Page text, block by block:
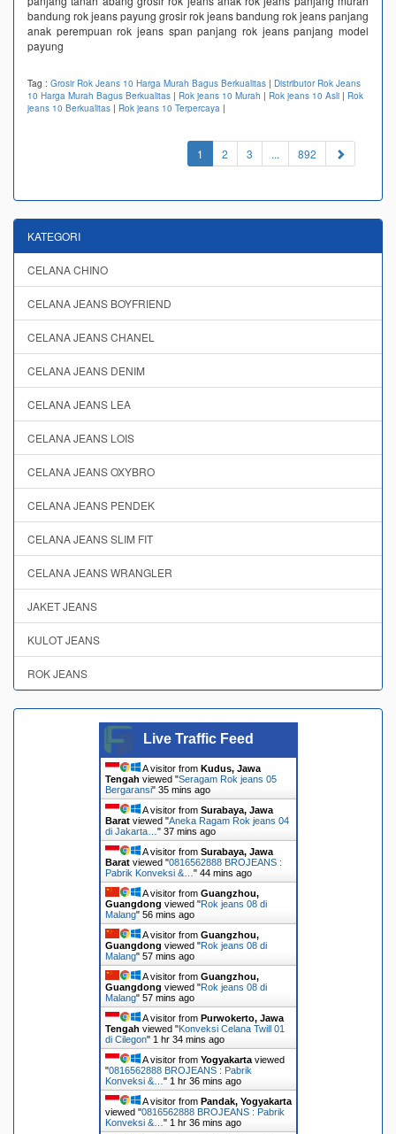
bandung rok jeans payung grosir rok jeans bandung rok jeans panjang
anak perempuan rok jeans span panjang rok jeans panjang model
payung
Tag : Grosir Rok Jeans 10 Harga Murah Bagus Berkualitas | Distributor Rok Jeans
10 Harga Murah Bagus Berkualitas | Rok jeans 10 Murah | Rok jeans 10 Asli | Rok
jeans 10 Berkualitas | Rok jeans 10 Terpercaya |
1 (current)
2 3 ... 892
KATEGORI
CELANA CHINO
CELANA JEANS BOYFRIEND
CELANA JEANS CHANEL
CELANA JEANS DENIM
CELANA JEANS LEA
CELANA JEANS LOIS
CELANA JEANS OXYBRO
CELANA JEANS PENDEK
CELANA JEANS SLIM FIT
CELANA JEANS WRANGLER
JAKET JEANS
KULOT JEANS
ROK JEANS
Live Traffic Feed
A visitor from Kudus, Jawa
Tengah viewed "Seragam Rok jeans 05
Bergaransi" 35 mins ago
A visitor from Surabaya, Jawa
Baratviewed "Aneka Ragam Rok jeans 04
di Jakarta… " 37 mins ago
A visitor from Surabaya, Jawa
Baratviewed "0816562888 BROJEANS :
Pabrik Konveksi &… " 44 mins ago
A visitor from Guangzhou,
Guangdong viewed "Rok jeans 08 di
Malang" 56 mins ago
A visitor from Guangzhou,
Guangdong viewed "Rok jeans 08 di
Malang" 57 mins ago
A visitor from Guangzhou,
Guangdong viewed "Rok jeans 08 di
Malang" 57 mins ago
A visitor from Purwokerto, Jawa
Tengah viewed "Konveksi Celana Twill 01
di Cilegon" 1 hr 34 mins ago
A visitor from Yogyakartaviewed
"0816562888 BROJEANS : Pabrik
Konveksi &… " 1 hr 36 mins ago
A visitor from Pandak, Yogyakarta
viewed "0816562888 BROJEANS : Pabrik
Konveksi &… " 1 hr 36 mins ago